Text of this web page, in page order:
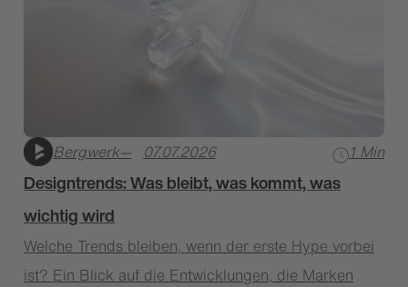
Bergwerk— 07.07.2026 1 Min
Designtrends: Was bleibt, was kommt, was
wichtig wird
Welche Trends bleiben, wenn der erste Hype vorbei
ist? Ein Blick auf die Entwicklungen, die Marken